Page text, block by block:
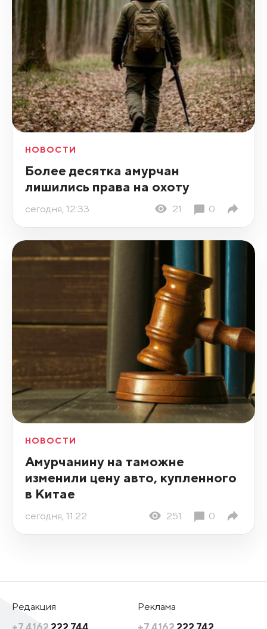
НОВОСТИ
Более десятка амурчан
лишились права на охоту
сегодня, 12:33 21 0
НОВОСТИ
Амурчанину на таможне
изменили цену авто, купленного
в Китае
сегодня, 11:22 251 0
Редакция
Реклама